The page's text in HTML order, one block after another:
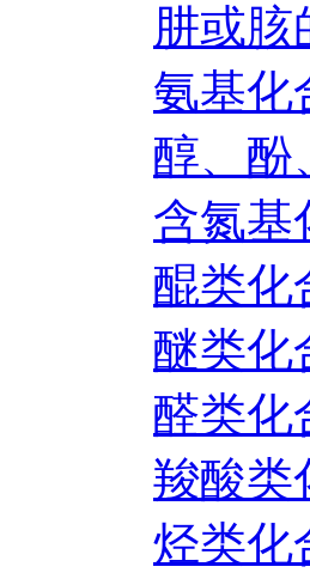
肼或胲
氨基化
醇、酚
含氮基
醌类化
醚类化
醛类化
羧酸类
烃类化